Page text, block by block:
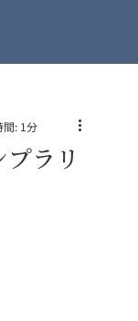
ラリ
間: 1分